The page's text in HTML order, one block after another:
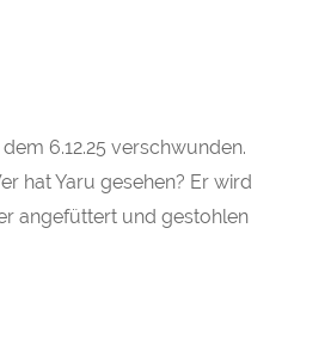
6.12.25 verschwunden.
hat Yaru gesehen? Er wird
angefüttert und gestohlen